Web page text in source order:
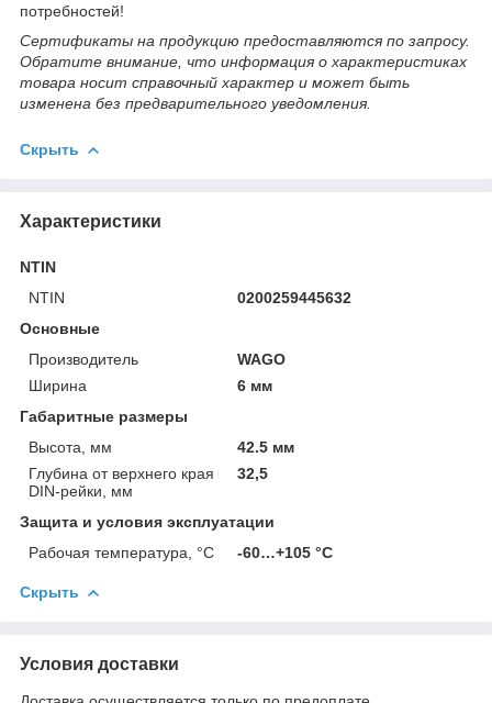
потребностей!
Сертификаты на продукцию предоставляются по запросу.
Обратите внимание, что информация о характеристиках
товара носит справочный характер и может быть
изменена без предварительного уведомления.
Скрыть
Характеристики
NTIN
NTIN
0200259445632
Основные
Производитель
WAGO
Ширина
6 мм
Габаритные размеры
Высота, мм
42.5 мм
Глубина от верхнего края
DIN-рейки, мм
32,5
Защита и условия эксплуатации
Рабочая температура, °C
-60…+105 °С
Скрыть
Условия доставки